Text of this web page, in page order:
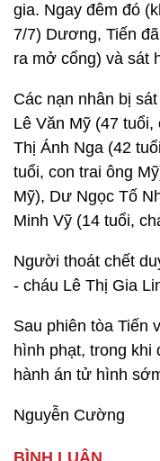
gia. Ngay đêm đó
7/7) Dương, Tiến
ra mở cổng) và sát
Các nạn nhân bị
Lê Văn Mỹ (47
Thị Ánh Nga (42
tuổi, con trai ông
Mỹ), Dư Ngọc Tố
Minh Vỹ (14 tuổi,
Người thoát chết
- cháu Lê Thị Gia
Sau phiên tòa Tiến
hình phạt, trong
hành án tử hình
Nguyễn Cường